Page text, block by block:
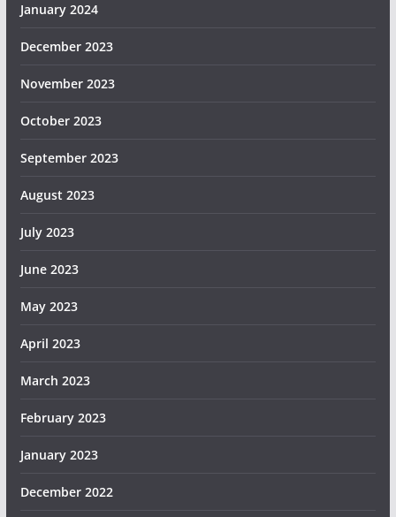
January 2024
December 2023
November 2023
October 2023
September 2023
August 2023
July 2023
June 2023
May 2023
April 2023
March 2023
February 2023
January 2023
December 2022